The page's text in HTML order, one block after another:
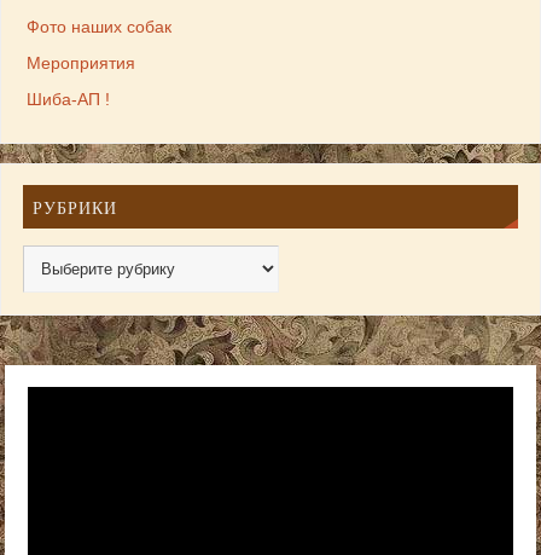
Фото наших собак
Мероприятия
Шиба-АП !
РУБРИКИ